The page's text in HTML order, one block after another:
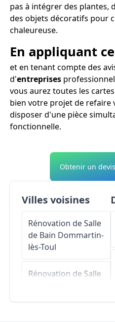
pas à intégrer des plantes,
des objets décoratifs pour
chaleureuse.
En appliquant
et en tenant compte des
d'entreprises
vous aurez toutes les
bien votre projet de refaire
disposer d'une pièce
fonctionnelle.
Obtenir un
Villes voisines
Rénovation de Salle
de Bain Dommartin-
lès-Toul
Rénovation de Salle